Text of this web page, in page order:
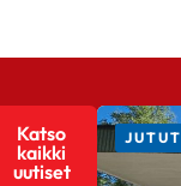
Katso
kaikki
uutiset
JUTUT